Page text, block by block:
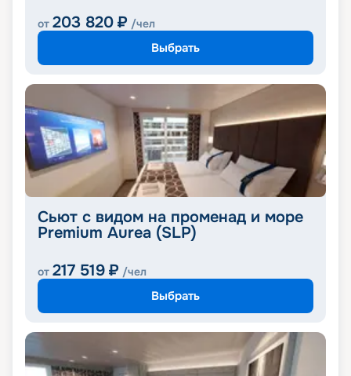
от 203 820 ₽ /чел
Выбрать
Сьют с видом на променад и море
Premium Aurea (SLP)
от 217 519 ₽ /чел
Выбрать